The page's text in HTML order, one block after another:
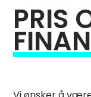
PRIS